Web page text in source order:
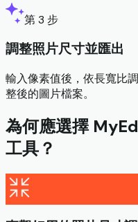
第 3 步
調整照片尺寸並匯出
輸入像素值後，依長寬比
整後的圖片檔案。
為何應選擇
工具？